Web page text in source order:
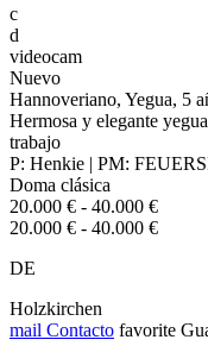
c
d
videocam
Nuevo
Hannoveriano, Yegua, 5
Hermosa y elegante
trabajo
P: Henkie | PM:
Doma clásica
20.000 € - 40.000 €
20.000 € - 40.000 €
DE
Holzkirchen
mail Contacto favorite